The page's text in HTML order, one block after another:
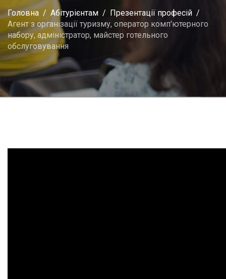
Головна Абітурієнтам
Презентації професій
Агент з організації туризму, оператор комп'ютерного
набору, адміністратор, майстер готельного
обслуговування